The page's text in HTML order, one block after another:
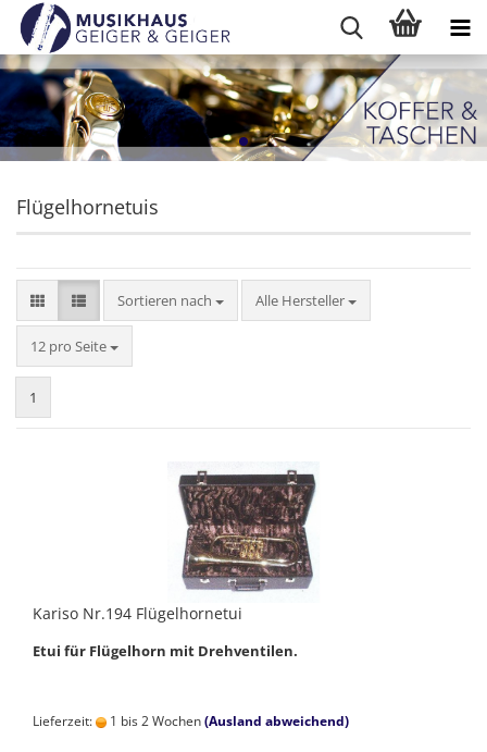
Flügelhornetuis
Sortieren nach
Sortieren nach Alle Hersteller
12 pro Seite
pro Seite
1
Kariso Nr.194 Flügelhornetui
Etui für Flügelhorn mit Drehventilen.
Lieferzeit: 1 bis 2 Wochen(Ausland abweichend)